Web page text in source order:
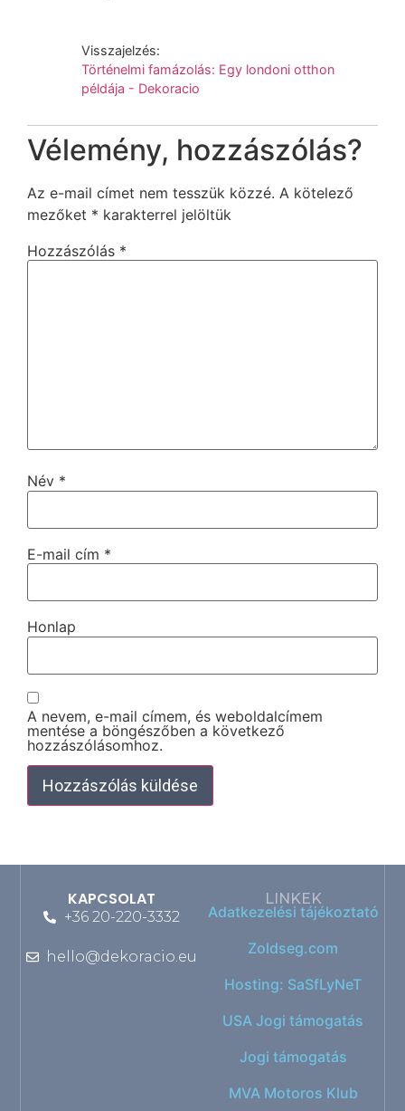
Visszajelzés:
Történelmi famázolás: Egy londoni otthon
példája - Dekoracio
Vélemény, hozzászólás?
Az e-mail címet nem tesszük közzé. A kötelező
mezőket * karakterrel jelöltük
Hozzászólás *
Név *
E-mail cím *
Honlap
A nevem, e-mail címem, és weboldalcímem
mentése a böngészőben a következő
hozzászólásomhoz.
KAPCSOLAT
+36 20-220-3332
hello@dekoracio.eu
LINKEK
Adatkezelési tájékoztató
Zoldseg.com
Hosting: SaSfLyNeT
USA Jogi támogatás
Jogi támogatás
MVA Motoros Klub